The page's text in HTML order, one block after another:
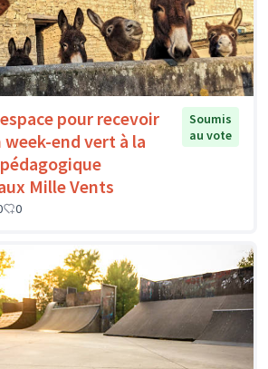
pour recevoir
end vert à la
Mille Vents
Soumis
au vote
0